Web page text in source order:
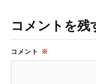
コメントを残
コメント ※